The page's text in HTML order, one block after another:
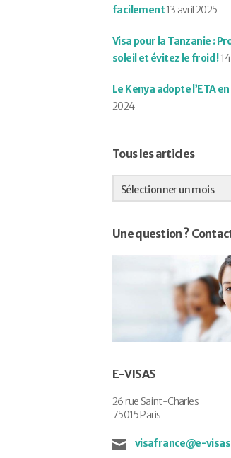
facilement13 avril 2025
Visa pour la Tanzanie :
soleil et évitez le froid !
Le Kenya adopte l’ETA
2024
Tous les articles
Tous
les
articles
Sélectionner un mois
Une question ?
E-VISAS
26 rue Saint-Charles
75015 Paris
visafrance@e-